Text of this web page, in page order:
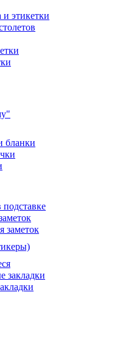
и этикетки
бланки
подставке
заметок
закладки